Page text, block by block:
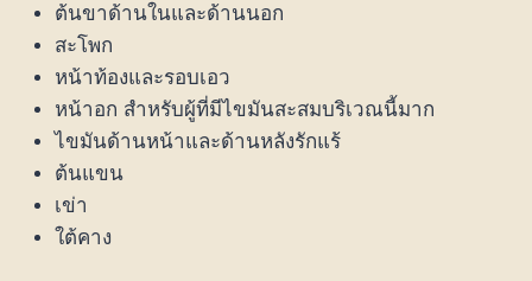
ต้นขาด้านในและด้านนอก
สะโพก
หน้าท้องและรอบเอว
หน้าอก สำหรับผู้ที่มีไขมันสะสมบริเวณนี้มาก
ไขมันด้านหน้าและด้านหลังรักแร้
ต้นแขน
เข่า
ใต้คาง